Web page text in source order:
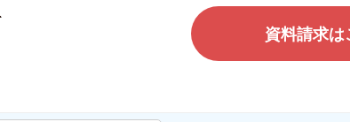
資料請求は